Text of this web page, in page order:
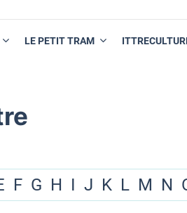
LE PETIT TRAM
F G H I J K L M N